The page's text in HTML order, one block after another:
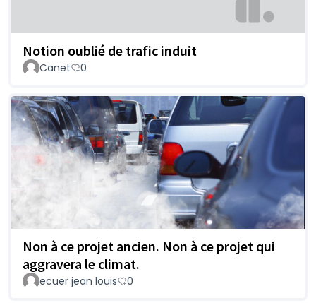
Notion oublié de trafic induit
Canet 0
Non à ce projet ancien. Non à ce projet qui
aggravera le climat.
ecuer jean louis 0